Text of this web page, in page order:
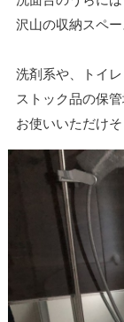
沢山の収納スペ
洗剤系や、トイ
ストック品の保
お使いいただけ